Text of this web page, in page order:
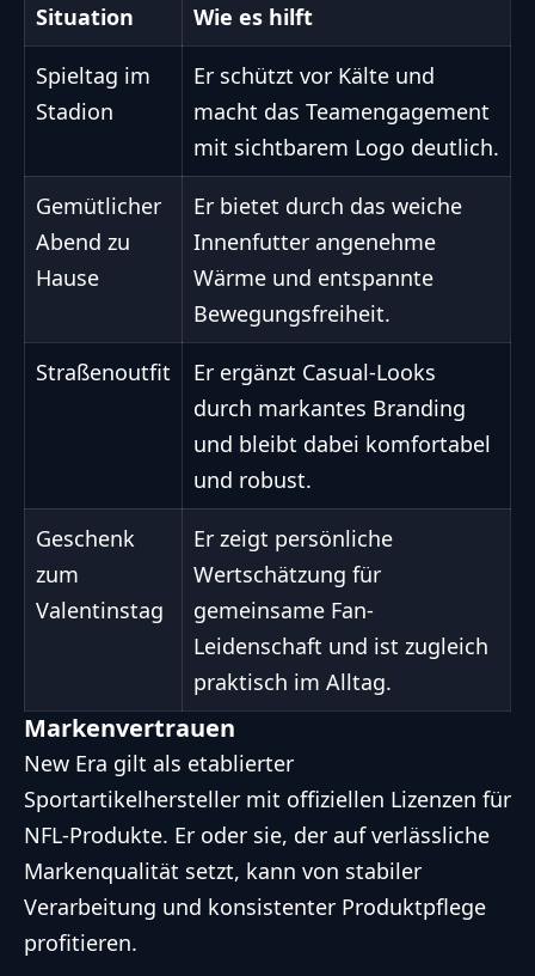
Situation Wie es hilft
Spieltag im
Stadion
Er schützt vor Kälte und
macht das Teamengagement
mit sichtbarem Logo deutlich.
Gemütlicher
Abend zu
Hause
Er bietet durch das weiche
Innenfutter angenehme
Wärme und entspannte
Bewegungsfreiheit.
Straßenoutfit
Er ergänzt Casual-Looks
durch markantes Branding
und bleibt dabei komfortabel
und robust.
Geschenk
zum
Valentinstag
Er zeigt persönliche
Wertschätzung für
gemeinsame Fan-
Leidenschaft und ist zugleich
praktisch im Alltag.
Markenvertrauen
New Era gilt als etablierter
Sportartikelhersteller mit offiziellen Lizenzen für
NFL-Produkte. Er oder sie, der auf verlässliche
Markenqualität setzt, kann von stabiler
Verarbeitung und konsistenter Produktpflege
profitieren.